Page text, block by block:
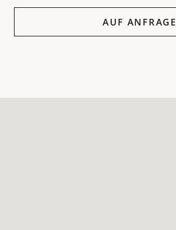
AUF ANFRAGE